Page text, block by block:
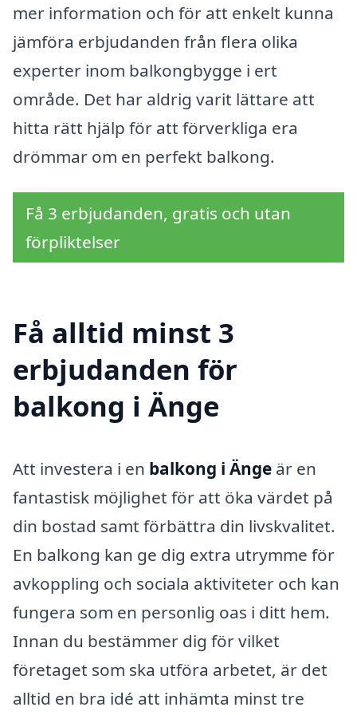
mer information och för att enkelt kunna
jämföra erbjudanden från flera olika
experter inom balkongbygge i ert
område. Det har aldrig varit lättare att
hitta rätt hjälp för att förverkliga era
drömmar om en perfekt balkong.
Få 3 erbjudanden, gratis och utan
förpliktelser
Få alltid minst 3
erbjudanden för
balkong i Änge
Att investera i en balkong i Änge är en
fantastisk möjlighet för att öka värdet på
din bostad samt förbättra din livskvalitet.
En balkong kan ge dig extra utrymme för
avkoppling och sociala aktiviteter och kan
fungera som en personlig oas i ditt hem.
Innan du bestämmer dig för vilket
företaget som ska utföra arbetet, är det
alltid en bra idé att inhämta minst tre